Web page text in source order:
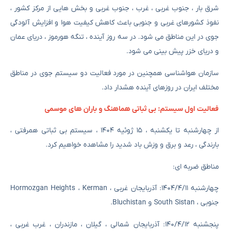
شرق بار ، جنوب غربی ، غرب ، جنوب غربی و بخش هایی از مرکز کشور ،
نفوذ کشورهای غربی و جنوبی باعث کاهش کیفیت هوا و افزایش آلودگی
جوی در این مناطق می شود. در سه روز آینده ، تنگه هورموز ، دریای عمان
و دریای خزر پیش بینی می شود.
سازمان هواشناسی همچنین در مورد فعالیت دو سیستم جوی در مناطق
مختلف ایران در روزهای آینده هشدار داد.
فعالیت اول سیستم: بی ثباتی هماهنگ و باران های موسمی
از چهارشنبه تا یکشنبه ، ۱۵ ژوئیه ۱۴۰۴ ، سیستم بی ثباتی همرفتی ،
بارندگی ، رعد و برق و وزش باد شدید را مشاهده خواهیم کرد.
مناطق ضربه ای:
چهارشنبه ۱۴۰۴/۴/۱۱: آذربایجان غربی ، Hormozgan Heights ، Kerman
جنوبی ، South Sistan و Bluchistan.
پنجشنبه ۱۴۰/۴/۱۲: آذربایجان شمالی ، گیلان ، مازندران ، غرب غربی ،